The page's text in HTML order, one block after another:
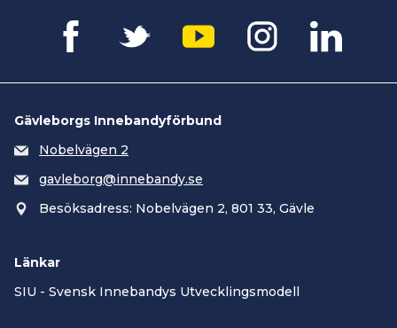
Gävleborgs Innebandyförbund
Nobelvägen 2
gavleborg@innebandy.se
Besöksadress: Nobelvägen 2, 801 33, Gävle
Länkar
SIU - Svensk Innebandys Utvecklingsmodell